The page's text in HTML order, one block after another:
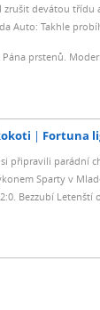
zrušit devátou třídu
Auto: Takhle
prstenů.
Fortuna
připravili parádní
Sparty v
Bezzubí